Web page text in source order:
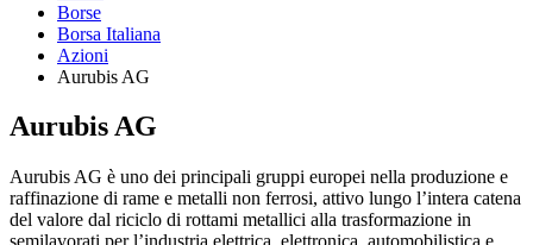
Borse
Borsa Italiana
Azioni
Aurubis AG
Aurubis AG
Aurubis AG è uno dei principali gruppi europei nella produzione e
raffinazione di rame e metalli non ferrosi, attivo lungo l’intera catena
del valore dal riciclo di rottami metallici alla trasformazione in